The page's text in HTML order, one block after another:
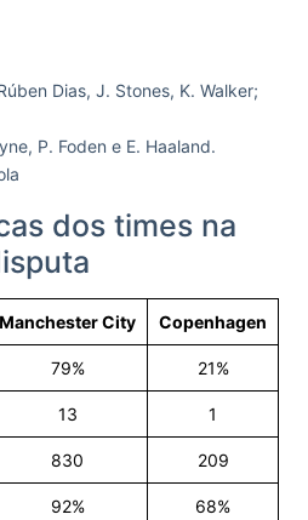
Dias, J. Stones, K. Walker;
P. Foden e E. Haaland.
dos times na
Manchester City Copenhagen
79% 21%
13 1
830 209
92% 68%